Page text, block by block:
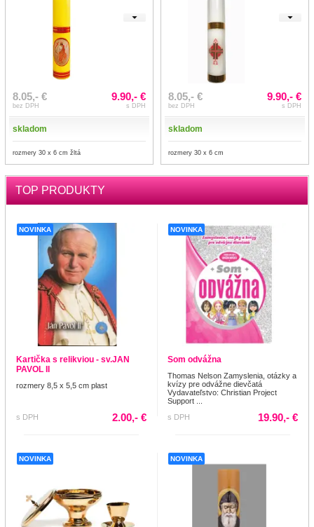
8.05,- €
bez DPH
9.90,- €
s DPH
skladom
rozmery 30 x 6 cm žltá
8.05,- €
bez DPH
9.90,- €
s DPH
skladom
rozmery 30 x 6 cm
TOP PRODUKTY
NOVINKA
Kartička s relikviou - sv.JAN
PAVOL II
rozmery 8,5 x 5,5 cm plast
s DPH 2.00,- €
NOVINKA
Som odvážna
Thomas Nelson Zamyslenia, otázky a
kvízy pre odvážne dievčatá
Vydavateľstvo: Christian Project
Support ...
s DPH
19.90,- €
NOVINKA NOVINKA